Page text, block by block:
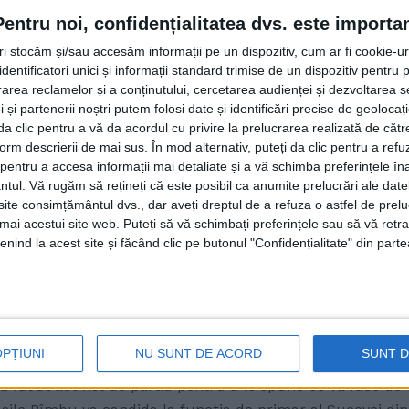
noi, confidențialitatea dvs. este
stocăm și/sau accesăm informații pe un dispozitiv, cum ar fi cookie-
unici și informații standard trimise de un dispozitiv pentru
reclamelor și a conținutului, cercetarea audienței și dezvoltarea
și partenerii noștri putem folosi date și identificări precise de
clic pentru a vă da acordul cu privire la prelucrarea realizată de
descrierii de mai sus. În mod alternativ, puteți da clic pentru a
a accesa informații mai detaliate și a vă schimba preferințele
Vă rugăm să rețineți că este posibil ca anumite prelucrări ale
consimțământul dvs., dar aveți dreptul de a refuza o astfel de
acestui site web. Puteți să vă schimbați preferințele sau să vă
la acest site și făcând clic pe butonul "Confidențialitate" din
NU SUNT DE ACORD SUNT
Județean, s-a înscris în PSD. Chiar în prima sa
spune tot ce face și ce gîndește, ci o scaldă. Ca
spitalul. Prima sa reacție publică a fost consemnată
am înscris în PSD conform convingerilor mele politice,
Organizația Municipală Suceava a PSD are un
numaidecît”. Un om cu o vîrstă onorabilă și
la număr. După ce ai condus, și cu foarte bune
și pentru a ridica mîna la ședințe în timpul
de primar vor avea loc în toamna anului viitor.
pînă la capăt. Alegerea candidaților pentru funcția de
și programe. Acum este prematur să anticipăm”.
solidă în spate, ca domnul Rîmbu, nu se înscrie
pentru funcția de primar. După ce ai fost uliu, nu
se fac sondaje și la fel de evident este că dacă
de opinie înainte ca domnul Rîmbu să facă pasul
la primărie? Vasile Rîmbu nu s-a făcut activist
făcut activist de partid pentru a le spune ce va face